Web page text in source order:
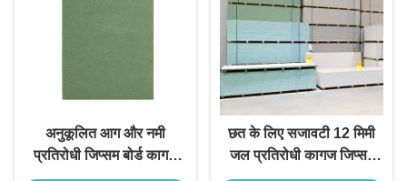
अनुकूलित आग और नमी
प्रतिरोधी जिप्सम बोर्ड कागज
कार्यालय भवन के लिए सामना
छत के लिए सजावटी 12 मिमी
जल प्रतिरोधी कागज जिप्सम
बोर्ड